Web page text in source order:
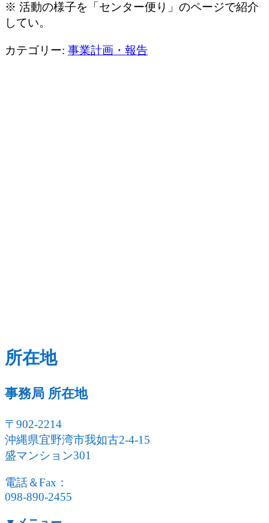
※ 活動の様子を「センター便り」のページで紹介
してい。
カテゴリー: 事業計画・報告
所在地
事務局 所在地
〒902-2214
沖縄県宜野湾市我如古2-4-15
盛マンション301
電話＆Fax：
098-890-2455